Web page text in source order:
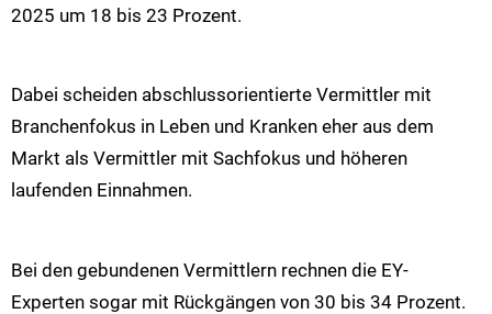
2025 um 18 bis 23 Prozent.
Dabei scheiden abschlussorientierte Vermittler mit
Branchenfokus in Leben und Kranken eher aus dem
Markt als Vermittler mit Sachfokus und höheren
laufenden Einnahmen.
Bei den gebundenen Vermittlern rechnen die EY-
Experten sogar mit Rückgängen von 30 bis 34 Prozent.